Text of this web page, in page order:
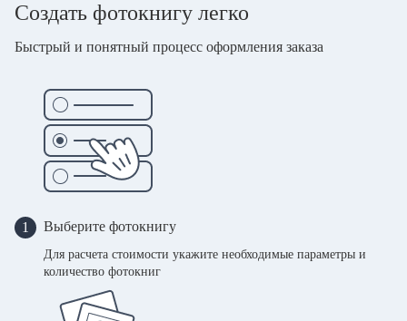
Создать фотокнигу легко
Быстрый и понятный процесс оформления заказа
1 Выберите фотокнигу
Для расчета стоимости укажите необходимые параметры и
количество фотокниг